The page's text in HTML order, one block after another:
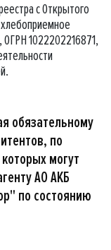
с Открытого
1022202216871,
обязательному
по
могут
АО АКБ
по состоянию